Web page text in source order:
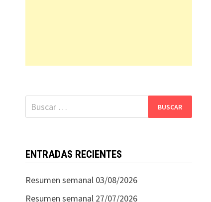
Buscar:
ENTRADAS RECIENTES
Resumen semanal 03/08/2026
Resumen semanal 27/07/2026